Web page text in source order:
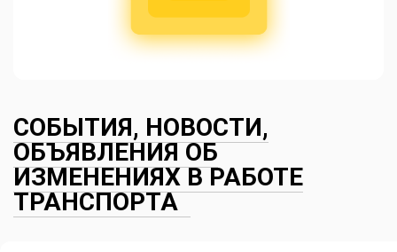
СОБЫТИЯ, НОВОСТИ,
ОБЪЯВЛЕНИЯ ОБ
ИЗМЕНЕНИЯХ В РАБОТЕ
ТРАНСПОРТА